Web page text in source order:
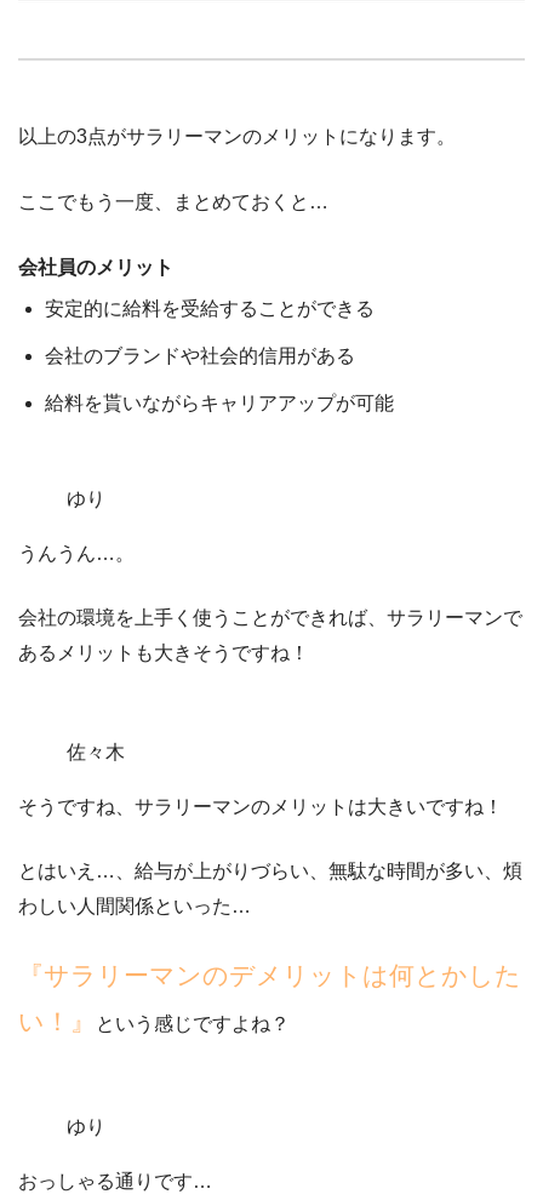
以上の3点がサラリーマンのメリットになります。
ここでもう一度、まとめておくと…
会社員のメリット
安定的に給料を受給することができる
会社のブランドや社会的信用がある
給料を貰いながらキャリアアップが可能
ゆり
うんうん…。
会社の環境を上手く使うことができれば、サラリーマンで
あるメリットも大きそうですね！
佐々木
そうですね、サラリーマンのメリットは大きいですね！
とはいえ…、給与が上がりづらい、無駄な時間が多い、煩
わしい人間関係といった…
『サラリーマンのデメリットは何とかした
い！』
という感じですよね？
ゆり
おっしゃる通りです…